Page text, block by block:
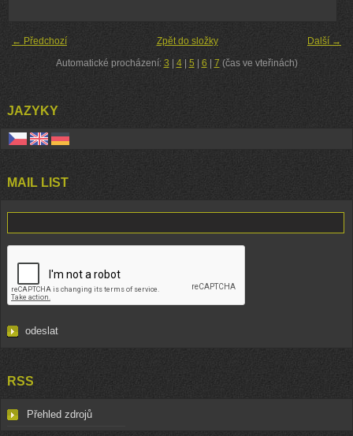
← Předchozí Další →
Zpět do složky
Automatické procházení: 3 | 4| 5 | 6 | 7 (čas ve vteřinách)
JAZYKY
MAIL LIST
RSS
Přehled zdrojů